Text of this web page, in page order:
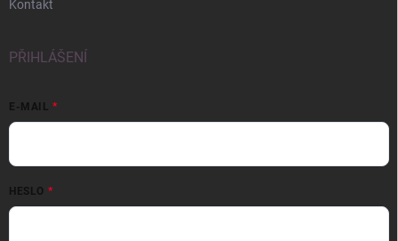
Kontakt
PŘIHLÁŠENÍ
E-MAIL
HESLO